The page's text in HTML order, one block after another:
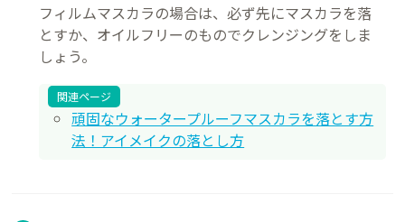
フィルムマスカラの場合は、必ず先にマスカラを落
とすか、オイルフリーのものでクレンジングをしま
しょう。
関連ページ
頑固なウォータープルーフマスカラを落とす方
法！アイメイクの落とし方